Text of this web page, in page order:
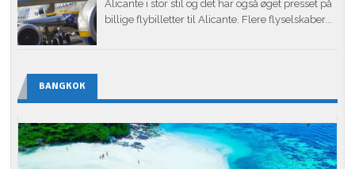
Alicante i stor stil og det har også øget presset på
billige flybilletter til Alicante. Flere flyselskaber...
BANGKOK